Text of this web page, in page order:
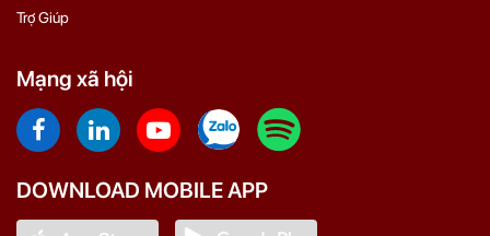
Trợ Giúp
Mạng xã hội
DOWNLOAD MOBILE APP